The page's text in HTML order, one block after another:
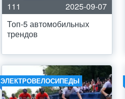
111
2025-09-07
Топ-5 автомобильных
трендов
ЭЛЕКТРОВЕЛОСИПЕДЫ